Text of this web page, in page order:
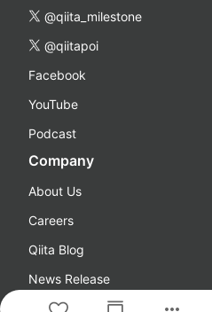
@qiita_milestone
@qiitapoi
Facebook
YouTube
Podcast
Company
About Us
Careers
Qiita Blog
News Release